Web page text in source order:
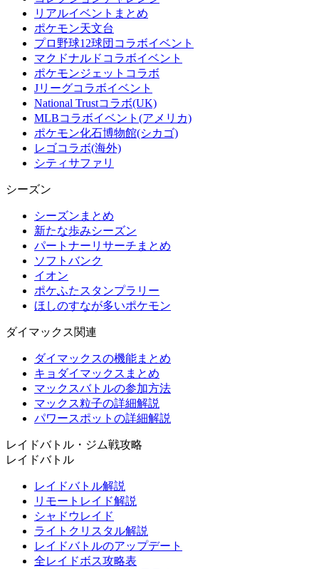
リアルイベントまとめ
ポケモン天文台
プロ野球12球団コラボイベント
マクドナルドコラボイベント
ポケモンジェットコラボ
Jリーグコラボイベント
National Trustコラボ(UK)
MLBコラボイベント(アメリカ)
ポケモン化石博物館(シカゴ)
レゴコラボ(海外)
シティサファリ
シーズン
シーズンまとめ
新たな歩みシーズン
パートナーリサーチまとめ
ソフトバンク
イオン
ポケふたスタンプラリー
ほしのすなが多いポケモン
ダイマックス関連
ダイマックスの機能まとめ
キョダイマックスまとめ
マックスバトルの参加方法
マックス粒子の詳細解説
パワースポットの詳細解説
レイドバトル・ジム戦攻略
レイドバトル
レイドバトル解説
リモートレイド解説
シャドウレイド
ライトクリスタル解説
レイドバトルのアップデート
全レイドボス攻略表